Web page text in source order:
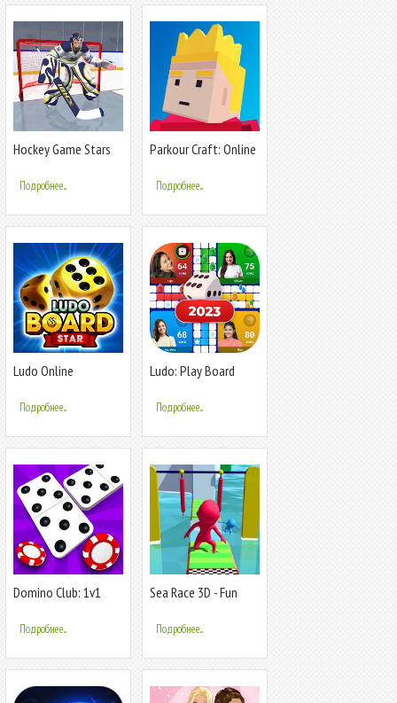
Hockey Game Stars
Подробнее...
Parkour Craft: Online
Подробнее...
Ludo Online
Подробнее...
Ludo: Play Board
Подробнее...
Domino Club: 1v1
Подробнее...
Sea Race 3D - Fun
Water Subway
Подробнее...